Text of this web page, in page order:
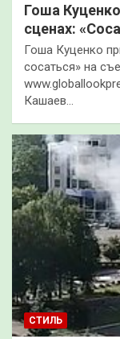
Гоша
сценах:
Гоша Куценко
сосаться» на
Кашаев…
СТИЛЬ